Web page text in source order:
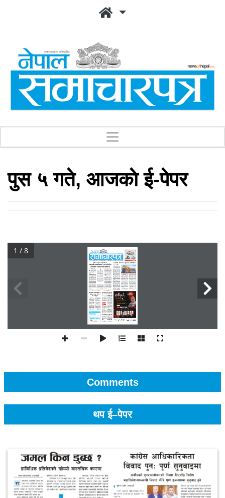
पुस ५ गते, आजकाे ई-पेपर
1 / 8
Comments
थप ई–पेपर